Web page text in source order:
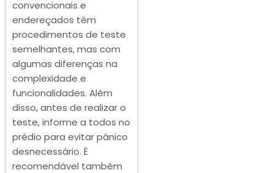
convencionais e
endereçados têm
procedimentos de teste
semelhantes, mas com
algumas diferenças na
complexidade e
funcionalidades. Além
disso, antes de realizar o
teste, informe a todos no
prédio para evitar pânico
desnecessário. É
recomendável também